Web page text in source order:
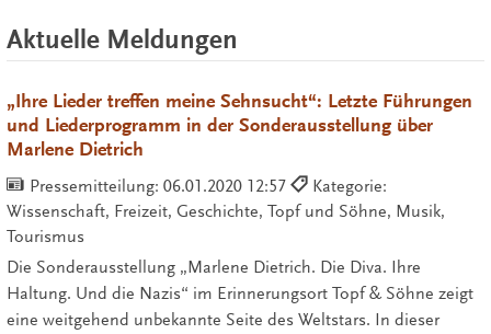
Aktuelle Meldungen
„Ihre Lieder treffen meine Sehnsucht“: Letzte Führungen
und Liederprogramm in der Sonderausstellung über
Marlene Dietrich
Pressemitteilung: 06.01.2020 12:57
Kategorie:
Wissenschaft, Freizeit, Geschichte, Topf und Söhne, Musik,
Tourismus
Die Sonderausstellung „Marlene Dietrich. Die Diva. Ihre
Haltung. Und die Nazis“ im Erinnerungsort Topf & Söhne zeigt
eine weitgehend unbekannte Seite des Weltstars. In dieser